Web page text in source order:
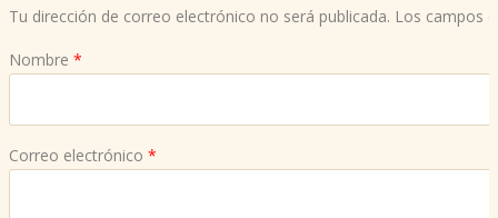
Tu dirección de correo electrónico no será publicada. Los campos
Nombre *
Correo electrónico *